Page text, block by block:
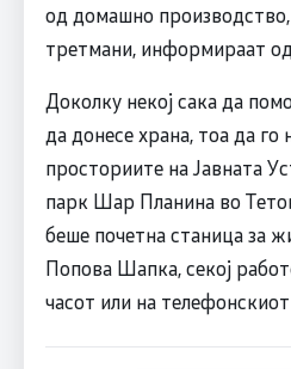
од домашно
третмани, информираат
Доколку некој сака да
да донесе храна, тоа да го
просториите на Јавната
парк Шар Планина во
беше почетна станица за
Попова Шапка, секој
часот или на